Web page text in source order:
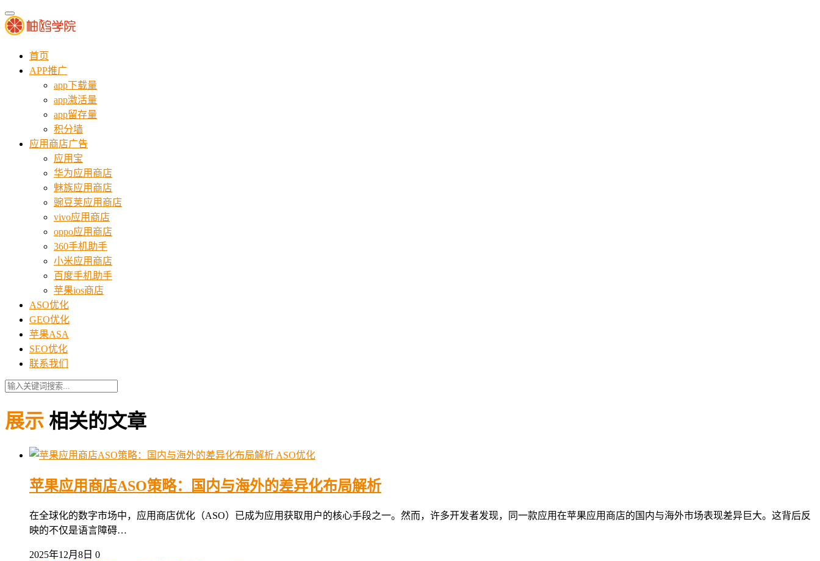
首页
APP推广
app下载量
app激活量
app留存量
积分墙
应用商店广告
应用宝
华为应用商店
魅族应用商店
豌豆荚应用商店
vivo应用商店
oppo应用商店
360手机助手
小米应用商店
百度手机助手
苹果ios商店
ASO优化
GEO优化
苹果ASA
SEO优化
联系我们
展示 相关的文章
ASO优化
苹果应用商店ASO策略：国内与海外的差异化布局解析
在全球化的数字市场中，应用商店优化（ASO）已成为应用获取用户的核心手段之一。然而，许多开发者发现，同一款应用在苹果应用商店的国内与海外市场表现差异巨大。这背后反
映的不仅是语言障碍…
2025年12月8日 0